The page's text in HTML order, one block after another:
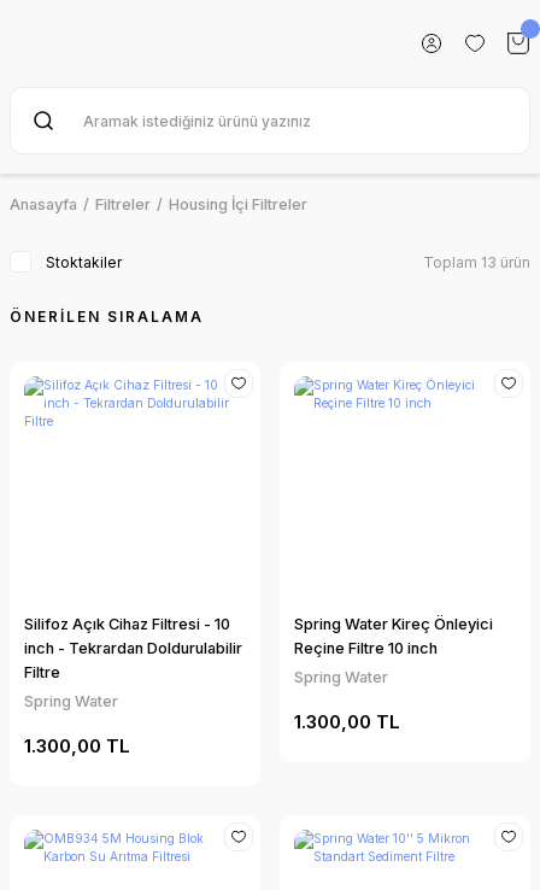
Anasayfa Filtreler Housing İçi Filtreler
Stoktakiler Toplam 13 ürün
Silifoz Açık Cihaz Filtresi - 10
inch - Tekrardan Doldurulabilir
Filtre
Spring Water
1.300,00 TL
Spring Water Kireç Önleyici
Reçine Filtre 10 inch
Spring Water
1.300,00 TL